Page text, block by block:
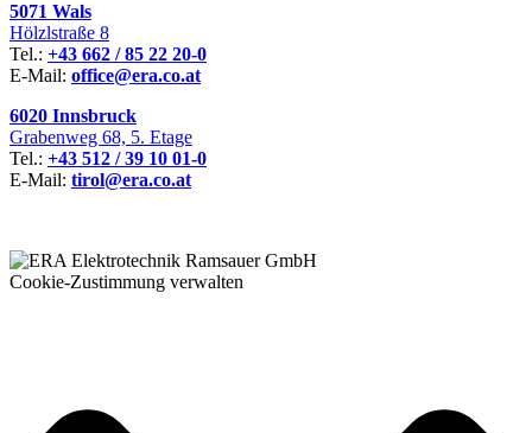
5071 Wals
Hölzlstraße 8
Tel.: +43 662 / 85 22 20-0
E-Mail: office@era.co.at
6020 Innsbruck
Grabenweg 68, 5. Etage
Tel.: +43 512 / 39 10 01-0
E-Mail: tirol@era.co.at
Cookie-Zustimmung verwalten